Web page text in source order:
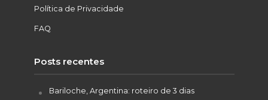
Política de Privacidade
FAQ
Posts recentes
Bariloche, Argentina: roteiro de 3 dias